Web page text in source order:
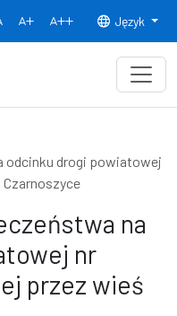
Normalny rozmiar czcionki
Rozmiar czcionki 150% Rozmiar
Język
odcinku drogi powiatowej
Czarnoszyce
na
nr
przez wieś